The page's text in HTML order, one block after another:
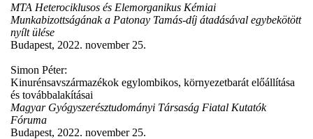
MTA Heterociklusos és Elemorganikus Kémiai
Munkabizottságának a Patonay Tamás‐díj átadásával egybekötött
nyílt ülése
Budapest, 2022. november 25.
Simon Péter:
Kinurénsavszármazékok egylombikos, környezetbarát előállítása
és továbbalakításai
Magyar Gyógyszerésztudományi Társaság Fiatal Kutatók
Fóruma
Budapest, 2022. november 25.